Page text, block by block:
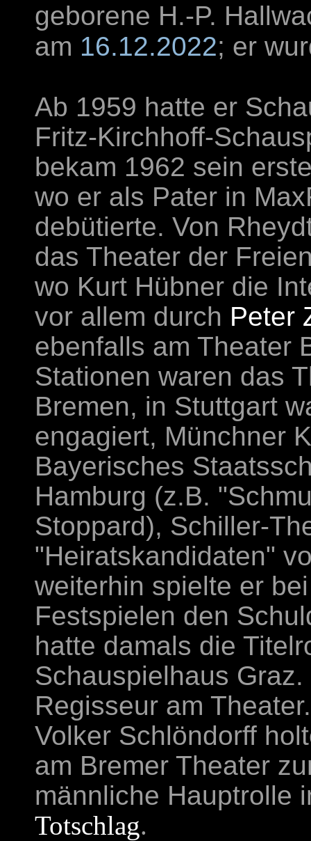
geborene H.-P.
am 16.12.2022; er
Ab 1959 hatte er
Fritz-Kirchhoff-
bekam 1962 sein
wo er als Pater in
debütierte. Von
das Theater der
wo Kurt Hübner die
vor allem durch Peter
ebenfalls am Theater
Stationen waren das
Bremen, in Stuttgart
engagiert, Münchner
Bayerisches
Hamburg (z.B.
Stoppard), Schiller-
"Heiratskandidaten"
weiterhin spielte er
Festspielen den
hatte damals die
Schauspielhaus
Regisseur am Theater.
Volker Schlöndorff
am Bremer Theater
männliche Hauptrolle
Totschlag.